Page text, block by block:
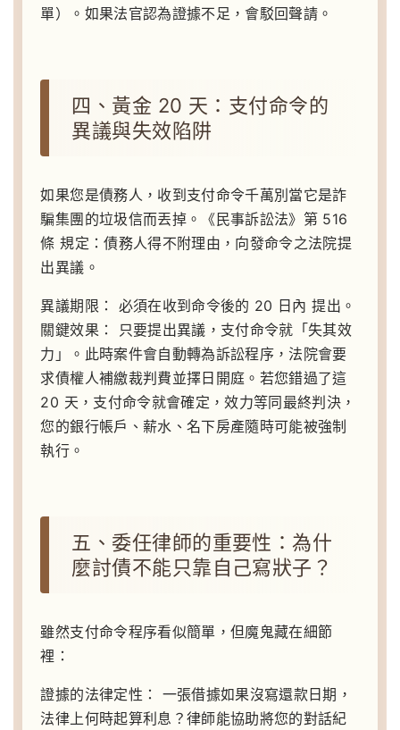
單）。如果法官認為證據不足，會駁回聲請。
四、黃金 20 天：支付命令的
異議與失效陷阱
如果您是債務人，收到支付命令千萬別當它是詐
騙集團的垃圾信而丟掉。《民事訴訟法》第 516
條 規定：債務人得不附理由，向發命令之法院提
出異議。
異議期限：
必須在收到命令後的 20 日內 提出。
關鍵效果：
只要提出異議，支付命令就「失其效
力」。此時案件會自動轉為訴訟程序，法院會要
求債權人補繳裁判費並擇日開庭。若您錯過了這
20 天，支付命令就會確定，效力等同最終判決，
您的銀行帳戶、薪水、名下房產隨時可能被強制
執行。
五、委任律師的重要性：為什
麼討債不能只靠自己寫狀子？
雖然支付命令程序看似簡單，但魔鬼藏在細節
裡：
證據的法律定性：
一張借據如果沒寫還款日期，
法律上何時起算利息？律師能協助將您的對話紀